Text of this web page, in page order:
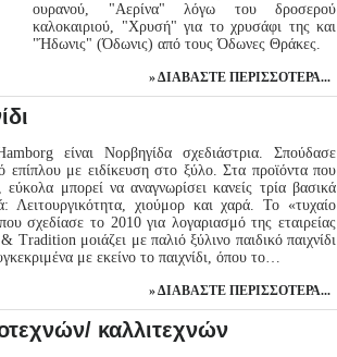
ουρανού, "Αερίνα" λόγω του δροσερού
καλοκαιριού, "Χρυσή" για το χρυσάφι της και
"Ήδωνις" (Όδωνις) από τους Όδωνες Θράκες.
ΔΙΑΒΆΣΤΕ ΠΕΡΙΣΣΌΤΕΡΑ...
είναι Νορβηγίδα σχεδιάστρια. Σπούδασε
επίπλου με ειδίκευση στο ξύλο. Στα προϊόντα που
εύκολα μπορεί να αναγνωρίσει κανείς τρία βασικά
Λειτουργικότητα, χιούμορ και χαρά. Το «τυχαίο
σχεδίασε το 2010 για λογαριασμό της εταιρείας
Tradition μοιάζει με παλιό ξύλινο παιδικό παιχνίδι
με εκείνο το παιχνίδι, όπου το…
ΔΙΑΒΆΣΤΕ ΠΕΡΙΣΣΌΤΕΡΑ...
καλλιτεχνών